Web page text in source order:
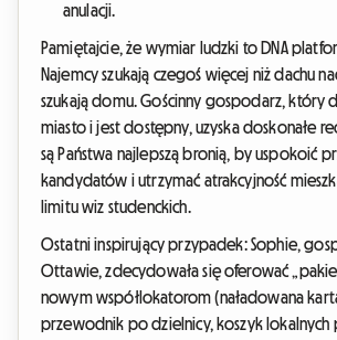
anulacji.
Pamiętajcie, że wymiar ludzki to DNA
Najemcy szukają czegoś więcej niż dachu
szukają domu. Gościnny gospodarz, który
miasto i jest dostępny, uzyska doskonałe
są Państwa najlepszą bronią, by uspokoić
kandydatów i utrzymać atrakcyjność
limitu wiz studenckich.
Ostatni inspirujący przypadek: Sophie,
Ottawie, zdecydowała się oferować
nowym współlokatorom (naładowana
przewodnik po dzielnicy, koszyk lokalnych